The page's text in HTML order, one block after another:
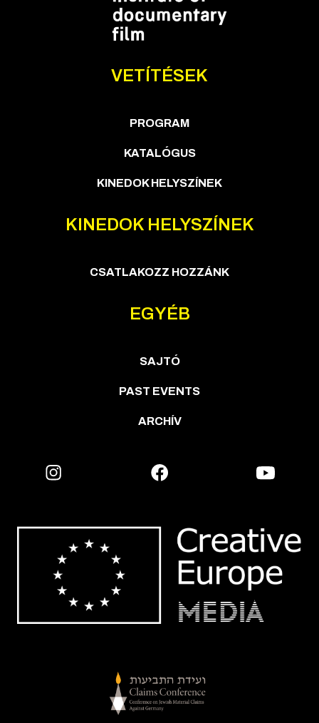
VETÍTÉSEK
PROGRAM
KATALÓGUS
KINEDOK HELYSZÍNEK
KINEDOK HELYSZÍNEK
CSATLAKOZZ HOZZÁNK
EGYÉB
SAJTÓ
PAST EVENTS
ARCHÍV